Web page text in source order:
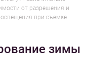
от разрешения и
освещения при съемке
зимы